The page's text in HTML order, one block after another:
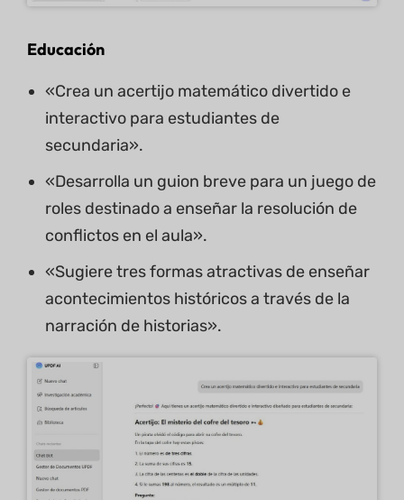
Educación
«Crea un acertijo matemático divertido e
interactivo para estudiantes de
secundaria».
«Desarrolla un guion breve para un juego de
roles destinado a enseñar la resolución de
conflictos en el aula».
«Sugiere tres formas atractivas de enseñar
acontecimientos históricos a través de la
narración de historias».